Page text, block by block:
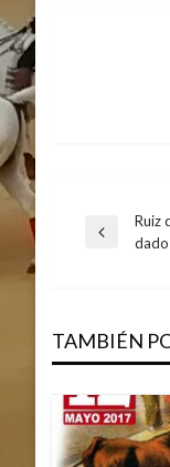
Entrada
Ruiz
dado
TAMBIÉN